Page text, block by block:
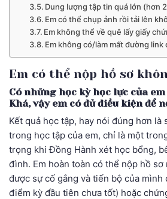
Dung lượng tập tin quá lớn (hơn
Em có thể chụp ảnh rồi tải lên
Em không thể về quê lấy giấy
Em không có/làm mất đường link
Em có thể nộp hồ sơ
Có những học kỳ học lực của
Khá, vậy em có đủ điều kiện để
Kết quả học tập, hay nói đúng hơn là
trong học tập của em, chỉ là một
trọng khi Đồng Hành xét học bổng,
đình. Em hoàn toàn có thể nộp hồ sơ
được sự cố gắng và tiến bộ của mình
điểm kỳ đầu tiên chưa tốt) hoặc